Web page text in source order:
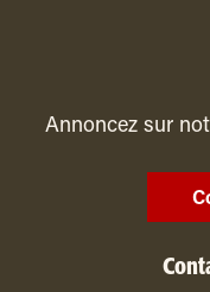
Annoncez sur